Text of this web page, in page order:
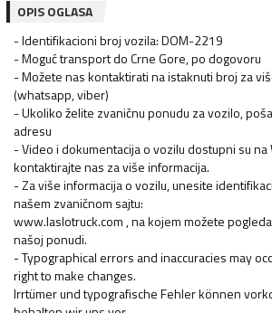
OPIS OGLASA
- Identifikacioni broj vozila: DOM-2219
- Moguć transport do Crne Gore, po dogovoru
- Možete nas kontaktirati na istaknuti broj za
(whatsapp, viber)
- Ukoliko želite zvaničnu ponudu za vozilo,
adresu
- Video i dokumentacija o vozilu dostupni su na
kontaktirajte nas za više informacija.
- Za više informacija o vozilu, unesite
našem zvaničnom sajtu:
www.laslotruck.com , na kojem možete
našoj ponudi.
- Typographical errors and inaccuracies may
right to make changes.
Irrtümer und typografische Fehler können